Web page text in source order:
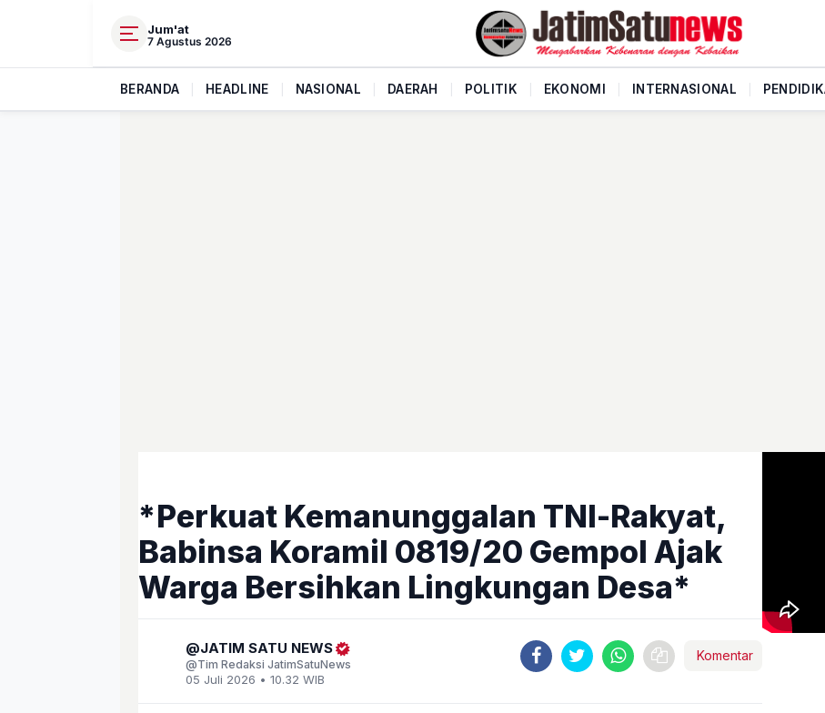
Jum'at
7 Agustus 2026
BERANDA HEADLINE NASIONAL DAERAH POLITIK EKONOMI INTERNASIONAL
*Perkuat Kemanunggalan TNI-Rakyat,
Babinsa Koramil 0819/20 Gempol Ajak
Warga Bersihkan Lingkungan Desa*
JATIM SATU NEWS
Tim Redaksi JatimSatuNews
05 Juli 2026 • 10.32 WIB
Komentar